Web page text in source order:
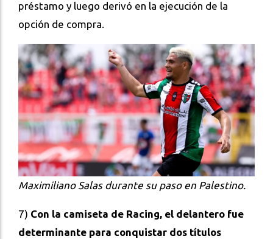
préstamo y luego derivó en la ejecución de la
opción de compra.
Maximiliano Salas durante su paso en Palestino.
7) Con la camiseta de Racing, el delantero fue
determinante para conquistar dos títulos